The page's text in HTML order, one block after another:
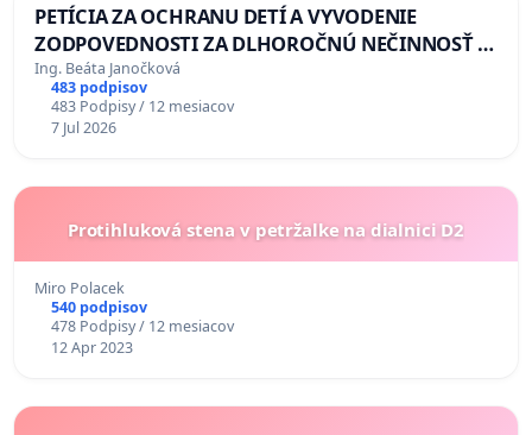
PETÍCIA ZA OCHRANU DETÍ A VYVODENIE
ZODPOVEDNOSTI ZA DLHOROČNÚ NEČINNOSŤ A
ZLYHANIE ŠTÁTU
Ing. Beáta Janočková
483 podpisov
483 Podpisy / 12 mesiacov
7 Jul 2026
Protihluková stena v petržalke na dialnici D2
Miro Polacek
540 podpisov
478 Podpisy / 12 mesiacov
12 Apr 2023